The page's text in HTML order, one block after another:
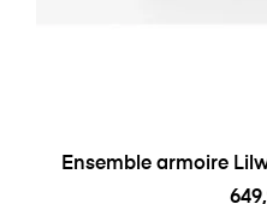
Ensemble armoire